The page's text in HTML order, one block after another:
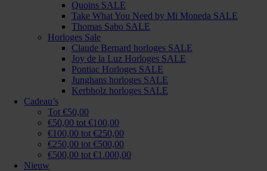
Quoins SALE
Take What You Need by Mi Moneda SALE
Thomas Sabo SALE
Horloges Sale
Claude Bernard horloges SALE
Joy de la Luz Horloges SALE
Pontiac Horloges SALE
Junghans horloges SALE
Kerbholz horloges SALE
Cadeau’s
Tot €50,00
€50,00 tot €100,00
€100,00 tot €250,00
€250,00 tot €500,00
€500,00 tot €1.000,00
Nieuw